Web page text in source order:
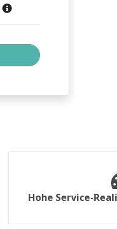
Hohe Service-